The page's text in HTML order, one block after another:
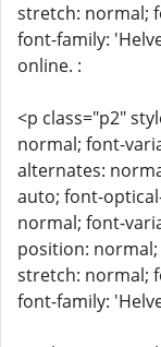
stretch: normal;
font-family:
online. :
<p class="p2"
normal; font-
alternates:
auto; font-
normal; font-
position:
stretch: normal;
font-family: